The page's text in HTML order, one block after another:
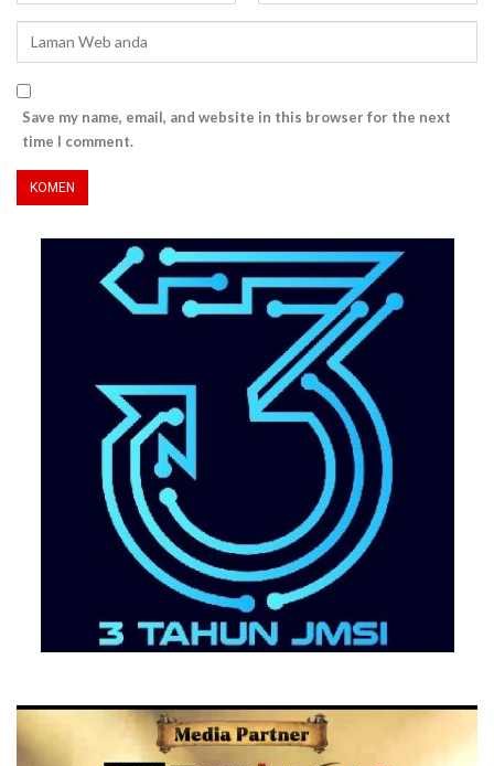
Save my name, email, and website in this browser for the next
time I comment.